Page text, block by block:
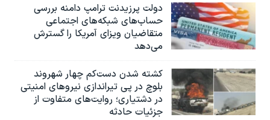
دولت پرزیدنت ترامپ دامنه بررسی
حساب‌های شبکه‌های اجتماعی
متقاضیان ویزای آمریکا را گسترش
می‌دهد
کشته شدن دست‌کم چهار شهروند
بلوچ در پی تیراندازی نیروهای امنیتی
در دشتیاری؛ روایت‌های متفاوت از
جزئیات حادثه